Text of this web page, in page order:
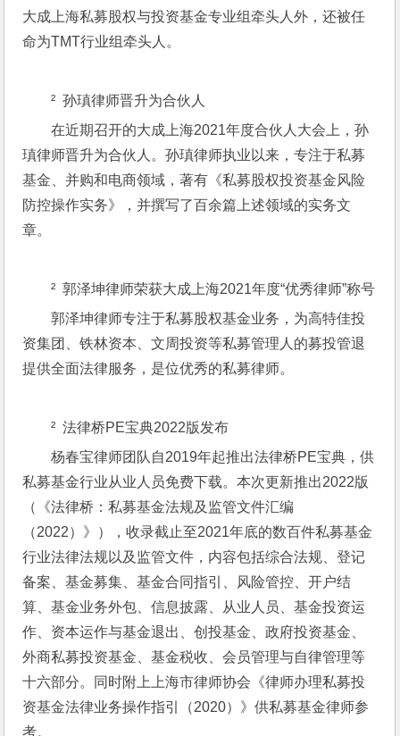
大成上海私募股权与投资基金专业组牵头人外，还被任
命为TMT行业组牵头人。
²  孙瑱律师晋升为合伙人
在近期召开的大成上海2021年度合伙人大会上，孙
瑱律师晋升为合伙人。孙瑱律师执业以来，专注于私募
基金、并购和电商领域，著有《私募股权投资基金风险
防控操作实务》，并撰写了百余篇上述领域的实务文
章。
²  郭泽坤律师荣获大成上海2021年度“优秀律师”称号
郭泽坤律师专注于私募股权基金业务，为高特佳投
资集团、铁林资本、文周投资等私募管理人的募投管退
提供全面法律服务，是位优秀的私募律师。
²  法律桥PE宝典2022版发布
杨春宝律师团队自2019年起推出法律桥PE宝典，供
私募基金行业从业人员免费下载。本次更新推出2022版
（《法律桥：私募基金法规及监管文件汇编
（2022）》），收录截止至2021年底的数百件私募基金
行业法律法规以及监管文件，内容包括综合法规、登记
备案、基金募集、基金合同指引、风险管控、开户结
算、基金业务外包、信息披露、从业人员、基金投资运
作、资本运作与基金退出、创投基金、政府投资基金、
外商私募投资基金、基金税收、会员管理与自律管理等
十六部分。同时附上上海市律师协会《律师办理私募投
资基金法律业务操作指引（2020）》供私募基金律师参
考。